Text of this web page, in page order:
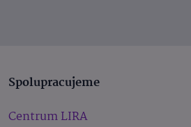
Spolupracujeme
Centrum LIRA